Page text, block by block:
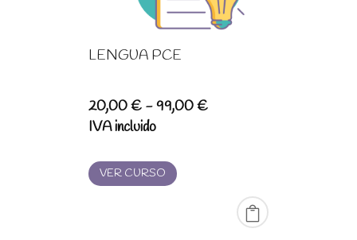
LENGUA PCE
20,00€ -99,00€Rango
hasta
99,00 €
IVA incluido
VER CURSO